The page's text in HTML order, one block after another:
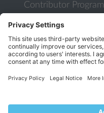
Contributor Program
Partner Program
COMMUNITY